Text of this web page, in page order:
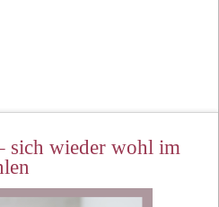
sich wieder wohl im